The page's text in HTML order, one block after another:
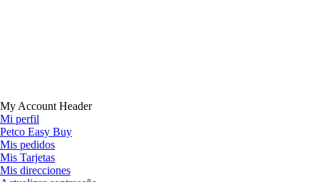
My Account Header
Mi perfil
Petco Easy Buy
Mis pedidos
Mis Tarjetas
Mis direcciones